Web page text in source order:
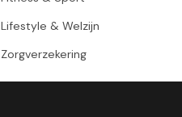
Lifestyle & Welzijn
Zorgverzekering